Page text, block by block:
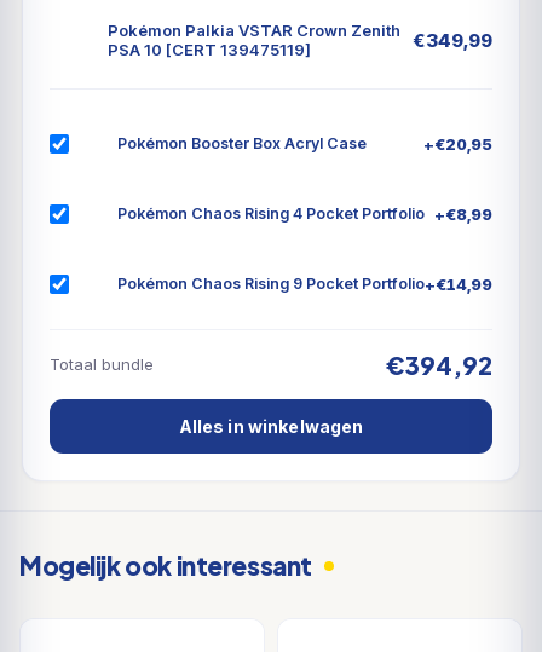
Pokémon Palkia VSTAR Crown Zenith
PSA 10 [CERT 139475119]
€349,99
Pokémon Booster Box Acryl Case +€20,95
Pokémon Chaos Rising 4 Pocket Portfolio +€8,99
Pokémon Chaos Rising 9 Pocket Portfolio+€14,99
Totaal bundle €394,92
Alles in winkelwagen
Mogelijk ook interessant